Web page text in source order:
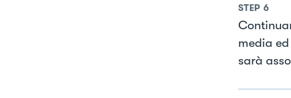
STEP 6
media
sarà